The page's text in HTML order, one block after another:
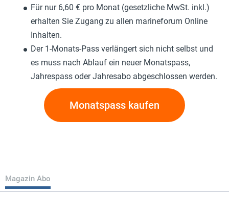
Für nur 6,60 € pro Monat (gesetzliche MwSt. inkl.)
erhalten Sie Zugang zu allen marineforum Online
Inhalten.
Der 1-Monats-Pass verlängert sich nicht selbst und
es muss nach Ablauf ein neuer Monatspass,
Jahrespass oder Jahresabo abgeschlossen werden.
Monatspass kaufen
Magazin Abo